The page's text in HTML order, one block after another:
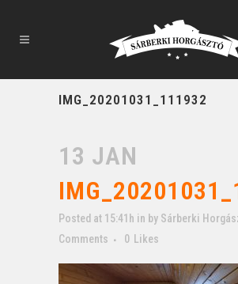
IMG_20201031_111932
13 JAN
Posted at 15:41h in by Sárberki
Comments
0 Likes